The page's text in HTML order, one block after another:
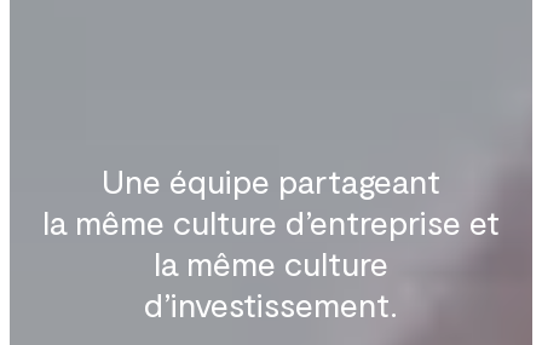
Une équipe partageant
la même culture d’entreprise et
la même culture
d’investissement.